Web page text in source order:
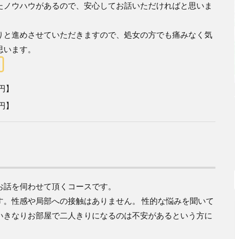
ウハウがあるので、安心してお話いただければと思いま
進めさせていただきますので、処女の方でも痛みなく気
ます。
を伺わせて頂くコースです。
性感や局部への接触はありません。 性的な悩みを聞いて
なりお部屋で二人きりになるのは不安があるという方に